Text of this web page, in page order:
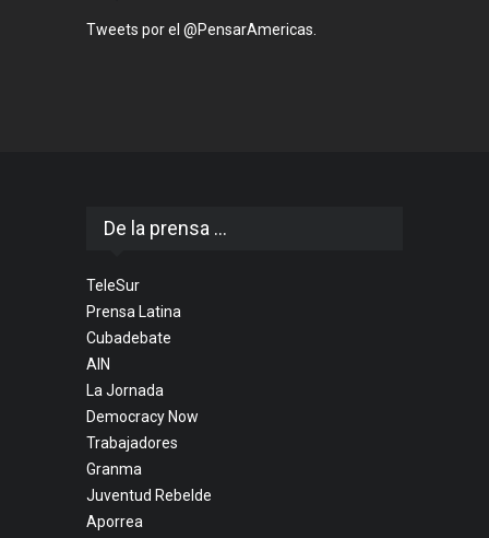
Tweets por el @PensarAmericas.
De la prensa ...
TeleSur
Prensa Latina
Cubadebate
AIN
La Jornada
Democracy Now
Trabajadores
Granma
Juventud Rebelde
Aporrea